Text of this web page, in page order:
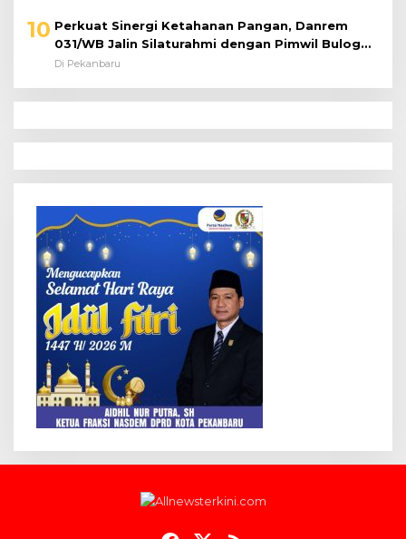
10 Perkuat Sinergi Ketahanan Pangan, Danrem
031/WB Jalin Silaturahmi dengan Pimwil Bulog
Riau dan Kepri
Di Pekanbaru